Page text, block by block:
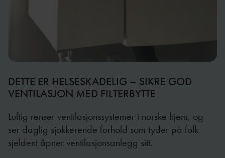
DETTE ER HELSESKADELIG – SIKRE GOD
VENTILASJON MED FILTERBYTTE
Luftig renser ventilasjonssystemer i norske hjem, og
ser daglig sjokkerende forhold som tyder på folk
sjeldent åpner ventilasjonsanlegg sitt.